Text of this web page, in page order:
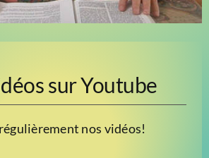
sur Youtube
nos vidéos!